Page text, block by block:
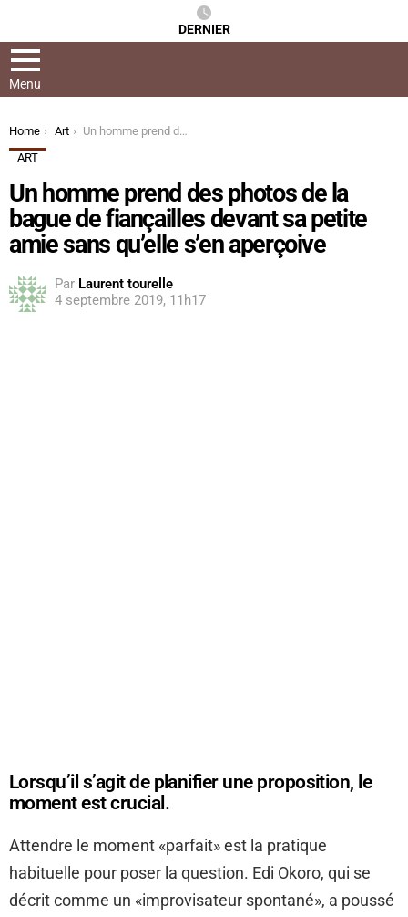
DERNIER
Menu
You are here:
Home Art
Un homme prend des photos de la bague de fiançailles devant sa petite amie sans qu’elle s’en aperçoive
ART
Un homme prend des photos de la
bague de fiançailles devant sa petite
amie sans qu’elle s’en aperçoive
Par Laurent tourelle
4 septembre 2019, 11h17
Lorsqu’il s’agit de planifier une proposition, le
moment est crucial.
Attendre le moment «parfait» est la pratique
habituelle pour poser la question. Edi Okoro, qui se
décrit comme un «improvisateur spontané», a poussé